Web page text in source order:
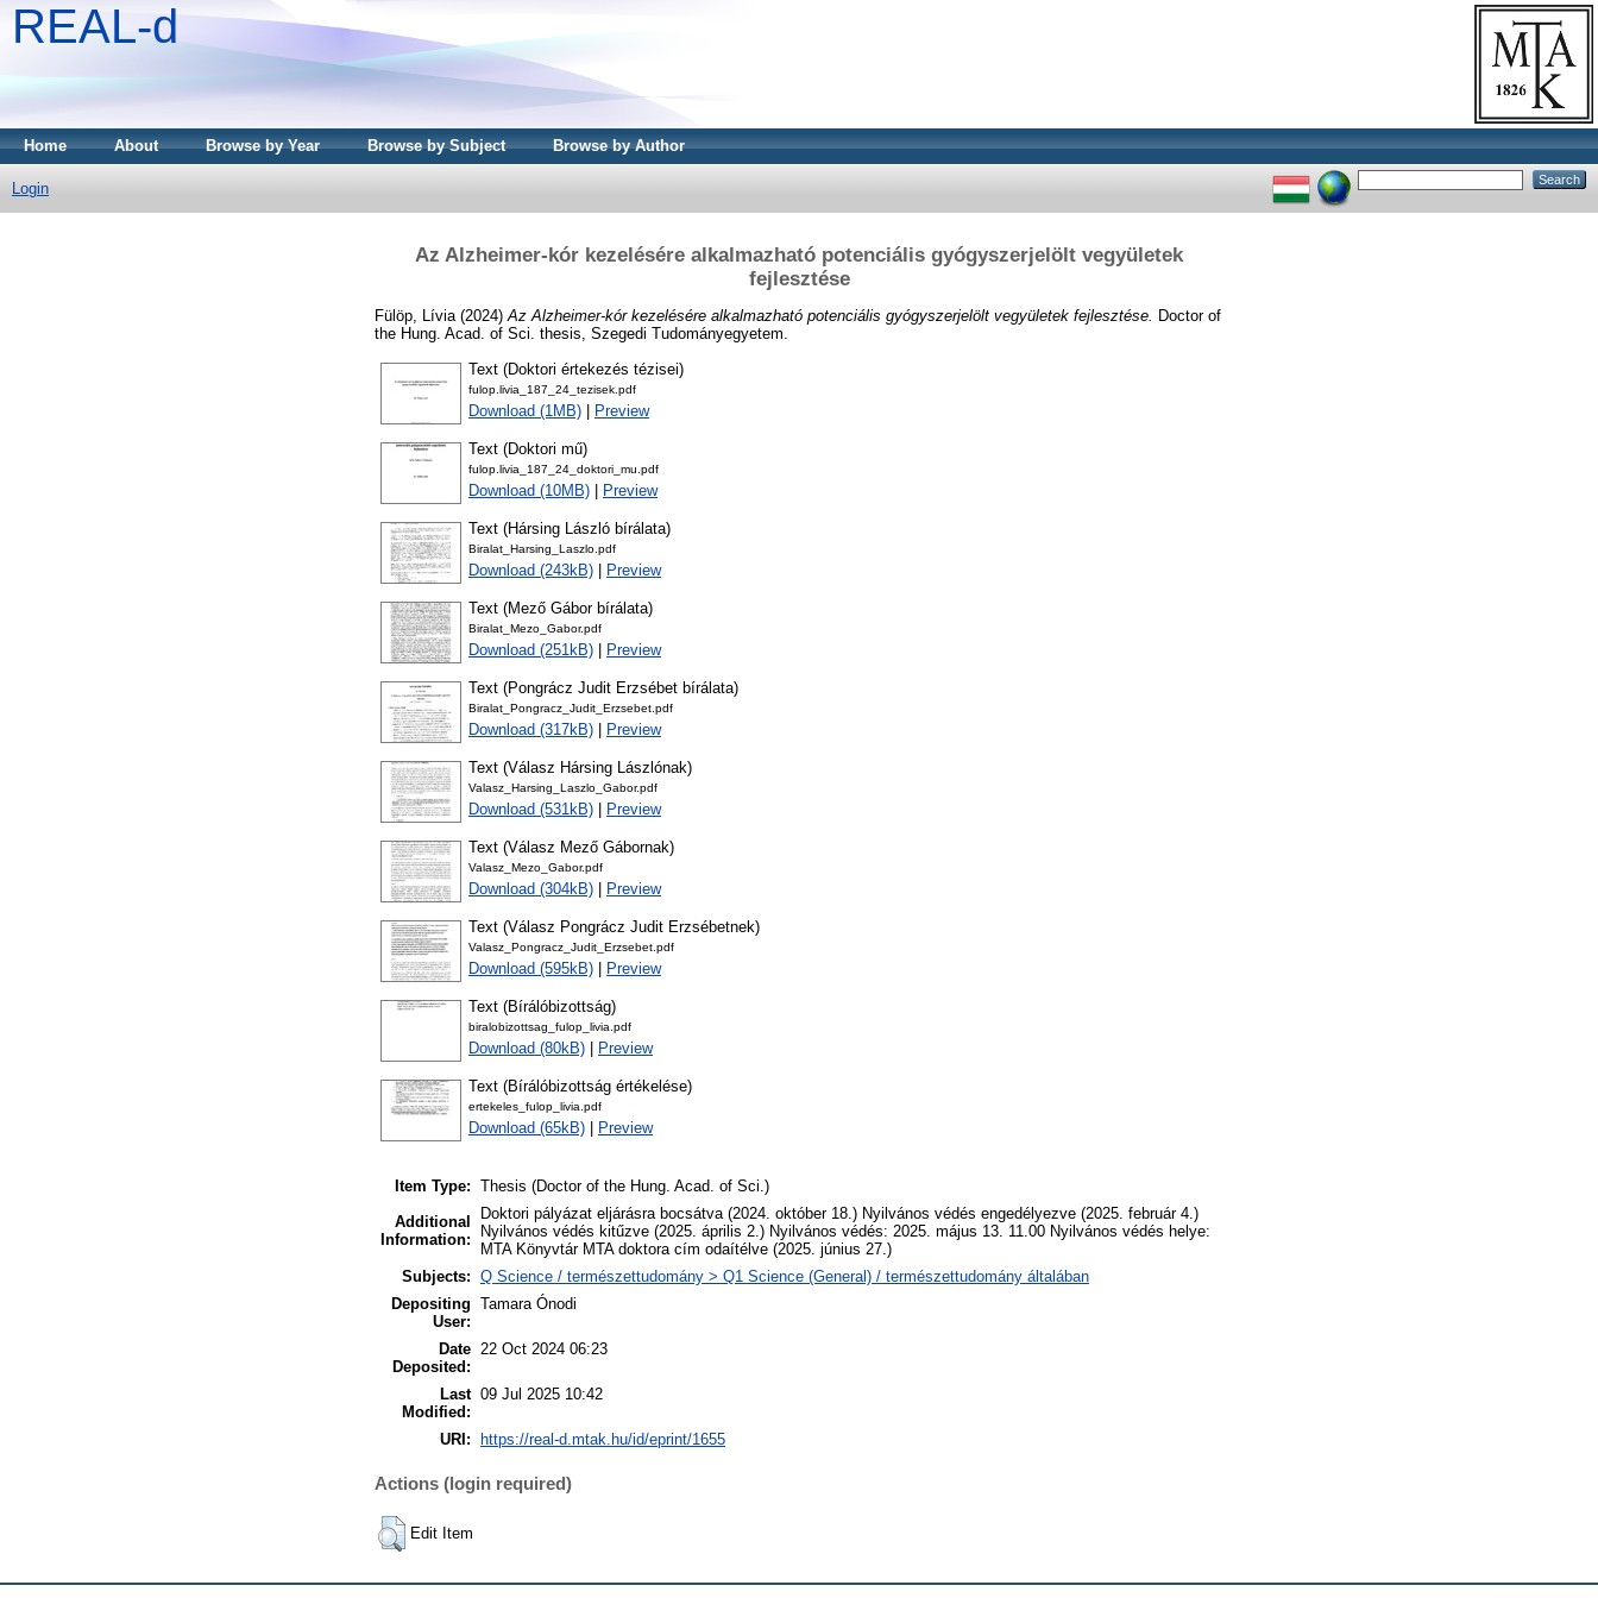
REAL-d
Home About Browse by Year Browse by Subject Browse by Author
Login
Az Alzheimer-kór kezelésére alkalmazható potenciális gyógyszerjelölt vegyületek
fejlesztése
Fülöp, Lívia (2024) Az Alzheimer-kór kezelésére alkalmazható potenciális gyógyszerjelölt vegyületek fejlesztése. Doctor of
the Hung. Acad. of Sci. thesis, Szegedi Tudományegyetem.
Text (Doktori értekezés tézisei)
fulop.livia_187_24_tezisek.pdf
Download (1MB) Preview
Text (Doktori mű)
fulop.livia_187_24_doktori_mu.pdf
Download (10MB) Preview
Text (Hársing László bírálata)
Biralat_Harsing_Laszlo.pdf
Download (243kB) Preview
Text (Mező Gábor bírálata)
Biralat_Mezo_Gabor.pdf
Download (251kB) Preview
Text (Pongrácz Judit Erzsébet bírálata)
Biralat_Pongracz_Judit_Erzsebet.pdf
Download (317kB) Preview
Text (Válasz Hársing Lászlónak)
Valasz_Harsing_Laszlo_Gabor.pdf
Download (531kB) Preview
Text (Válasz Mező Gábornak)
Valasz_Mezo_Gabor.pdf
Download (304kB) Preview
Text (Válasz Pongrácz Judit Erzsébetnek)
Valasz_Pongracz_Judit_Erzsebet.pdf
Download (595kB) Preview
Text (Bírálóbizottság)
biralobizottsag_fulop_livia.pdf
Download (80kB) Preview
Text (Bírálóbizottság értékelése)
ertekeles_fulop_livia.pdf
Download (65kB) Preview
Item Type: Thesis (Doctor of the Hung. Acad. of Sci.)
Additional
Information:
Doktori pályázat eljárásra bocsátva (2024. október 18.) Nyilvános védés engedélyezve (2025. február 4.)
Nyilvános védés kitűzve (2025. április 2.) Nyilvános védés: 2025. május 13. 11.00 Nyilvános védés helye:
MTA Könyvtár MTA doktora cím odaítélve (2025. június 27.)
Subjects: Q Science / természettudomány > Q1 Science (General) / természettudomány általában
Depositing
User:
Tamara Ónodi
Date
Deposited:
22 Oct 2024 06:23
Last
Modified:
09 Jul 2025 10:42
URI: https://real-d.mtak.hu/id/eprint/1655
Actions (login required)
Edit Item